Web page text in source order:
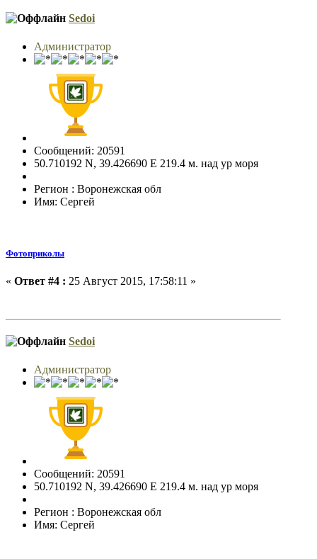
Sedoi
Администратор
Сообщений: 20591
50.710192 N, 39.426690 E 219.4 м. над ур моря
Регион : Воронежская обл
Имя: Сергей
Фотоприколы
« Ответ #4 : 25 Август 2015, 17:58:11 »
Sedoi
Администратор
Сообщений: 20591
50.710192 N, 39.426690 E 219.4 м. над ур моря
Регион : Воронежская обл
Имя: Сергей